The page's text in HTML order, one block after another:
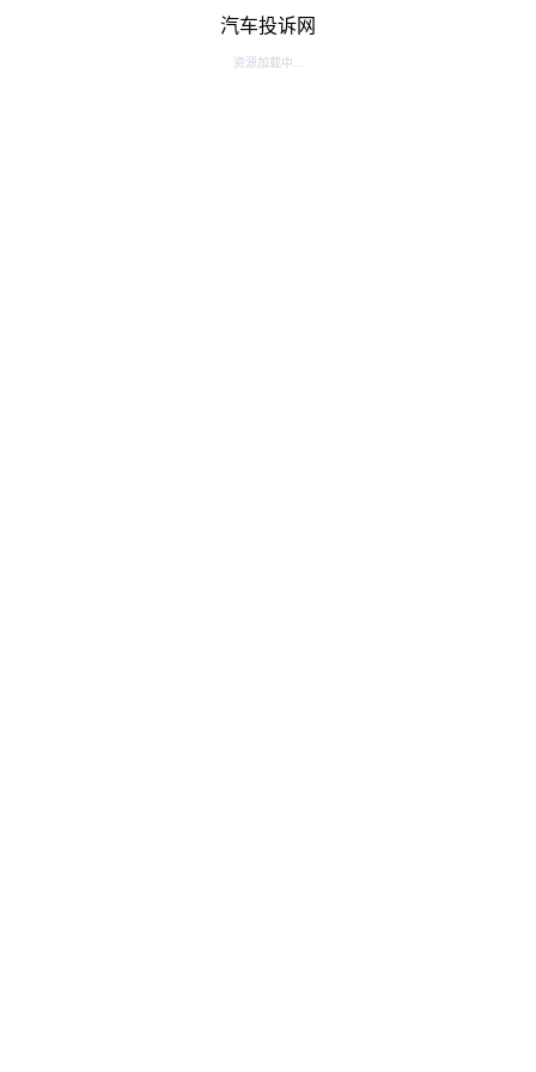
汽车投诉网
资源加载中...